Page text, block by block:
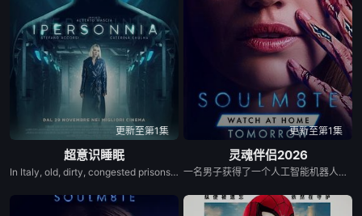
更新至第1集
超意识睡眠
In Italy, old, dirty, congested prisons full of violence and abuse are a dim and distant memory. Now prisoners serve their sentences in a state of deep sleep which renders them inoffensive and has drastically reduced reoffending rates. Hypersleep is an efficient, economically viable and reliable system. That is, until the day when David Damiani (Stefano Accorsi), a psychologist charged with monitoring prisoners’ mental states, finds himself faced with a prisoner about whom all information has been lost. It’s an unexpected event which triggers a chain of unforeseeable event, forcing David to face up to the ghosts of his very own past.
更新至第1集
灵魂伴侣2026
一名男子获得了一个人工智能机器人，以应对刚刚去世的妻子的去世。 为了创造一个真正有知觉的伴侣，他无意中把一个无害的爱情机器人变成了一个致命的灵魂伴侣。